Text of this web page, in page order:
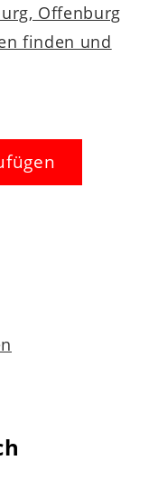
Offenburg
finden und